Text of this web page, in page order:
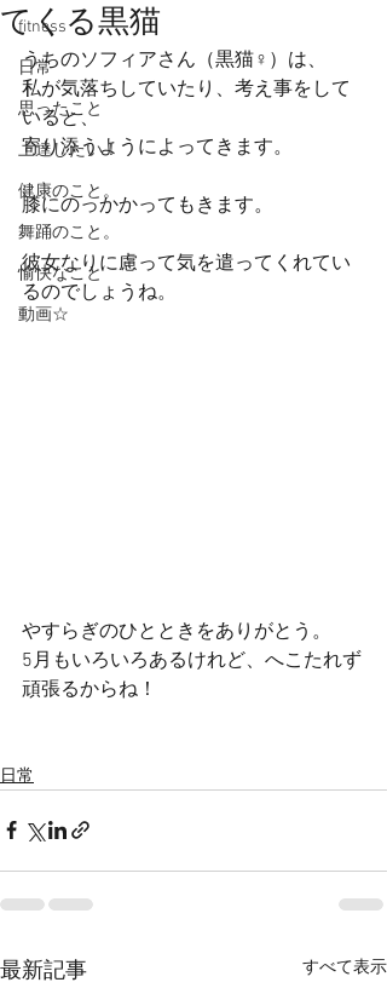
fitness
日常
思ったこと
上達したい！
健康のこと。
舞踊のこと。
愉快なこと
動画☆
てくる黒猫
うちのソフィアさん（黒猫♀）は、
私が気落ちしていたり、考え事をして
いると、
寄り添うようによってきます。
膝にのっかかってもきます。
彼女なりに慮って気を遣ってくれてい
るのでしょうね。
やすらぎのひとときをありがとう。
5月もいろいろあるけれど、へこたれず
頑張るからね！
日常
最新記事 すべて表示